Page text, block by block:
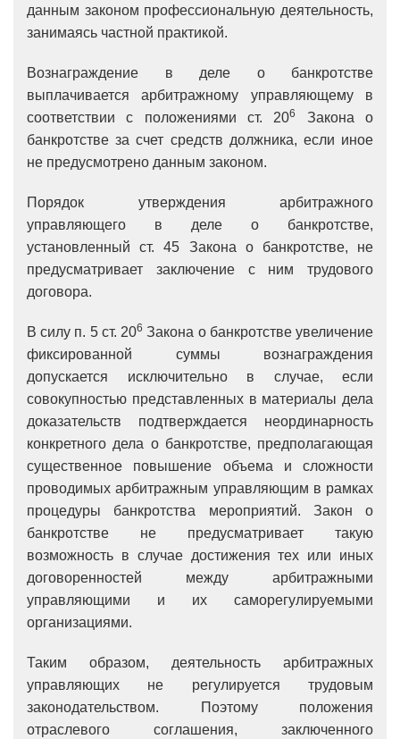
данным законом профессиональную деятельность,
занимаясь частной практикой.
Вознаграждение в деле о банкротстве
выплачивается арбитражному управляющему в
соответствии с положениями ст. 206
Закона о
банкротстве за счет средств должника, если иное
не предусмотрено данным законом.
Порядок утверждения арбитражного
управляющего в деле о банкротстве,
установленный ст. 45 Закона о банкротстве, не
предусматривает заключение с ним трудового
договора.
В силу п. 5 ст. 206 Закона о банкротстве увеличение
фиксированной суммы вознаграждения
допускается исключительно в случае, если
совокупностью представленных в материалы дела
доказательств подтверждается неординарность
конкретного дела о банкротстве, предполагающая
существенное повышение объема и сложности
проводимых арбитражным управляющим в рамках
процедуры банкротства мероприятий. Закон о
банкротстве не предусматривает такую
возможность в случае достижения тех или иных
договоренностей между арбитражными
управляющими и их саморегулируемыми
организациями.
Таким образом, деятельность арбитражных
управляющих не регулируется трудовым
законодательством. Поэтому положения
отраслевого соглашения, заключенного